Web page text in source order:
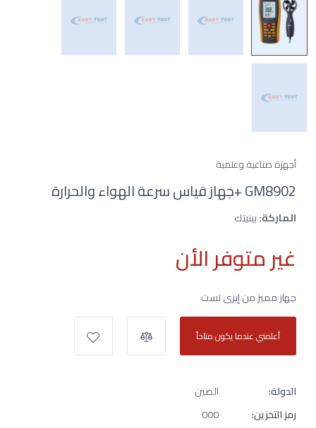
أجهزة صناعية وعلمية
GM8902 +جهاز قياس سرعة الهواء والحرارة
الماركة:بينيتك
غير متوفر الأن
جهاز مميز من إيزى تست
أعلمني عندما يكون متاحاً
الدولة:
الصين
رمز التخزين:
000